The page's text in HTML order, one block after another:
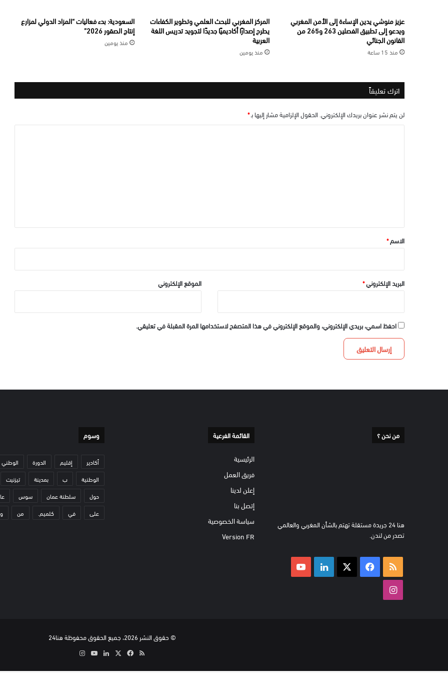
عزيز منوشي يدين الإساءة إلى الأمن المغربي
ويدعو إلى تطبيق الفصلين 263 و265 من
القانون الجنائي
منذ 15 ساعة
المركز المغربي للبحث العلمي وتطوير الكفاءات
يطرح إصدارًا أكاديميًا جديدًا لتجويد تدريس اللغة
العربية
منذ يومين
السعودية: بدء فعاليات “المزاد الدولي لمزارع
إنتاج الصقور 2026”
منذ يومين
اترك تعليقاً
لن يتم نشر عنوان بريدك الإلكتروني. الحقول الإلزامية مشار إليها بـ*
*الاسم*
البريد الإلكتروني* الموقع الإلكتروني
احفظ اسمي، بريدي الإلكتروني، والموقع الإلكتروني في هذا المتصفح لاستخدامها المرة المقبلة في تعليقي.
من نحن ؟
هنا 24 جريدة مستقلة تهتم بالشأن المغربي والعالمي
تصدر من لندن.
ملخص فيسبوك لينكدإن
القائمة الفرعية
الرئيسية
فريق العمل
إعلن لدينا
إتصل بنا
سياسة الخصوصية
Version FR
وسوم
أكادير إقليم الدورة
الوطني
الوطنية
ب بمدينة تيزنيت
حول
سلطنة عمان سوس
على
في كلميم. من و
© حقوق النشر 2026، جميع الحقوق محفوظة هنا24
ملخص فيسبوك لينكدإن ‫YouTube